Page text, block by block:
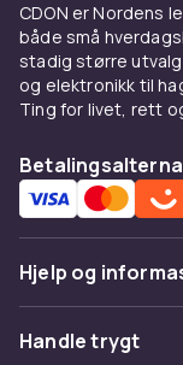
CDON er Nordens
både små
stadig større
og elektronikk til
Ting for livet, rett
Hjelp og
Vanlige spørsmål
Handle trygt